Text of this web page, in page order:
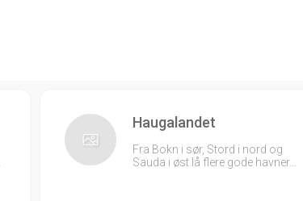
Haugalandet
Fra Bokn i sør, Stord i nord og
Sauda i øst lå flere gode havner…